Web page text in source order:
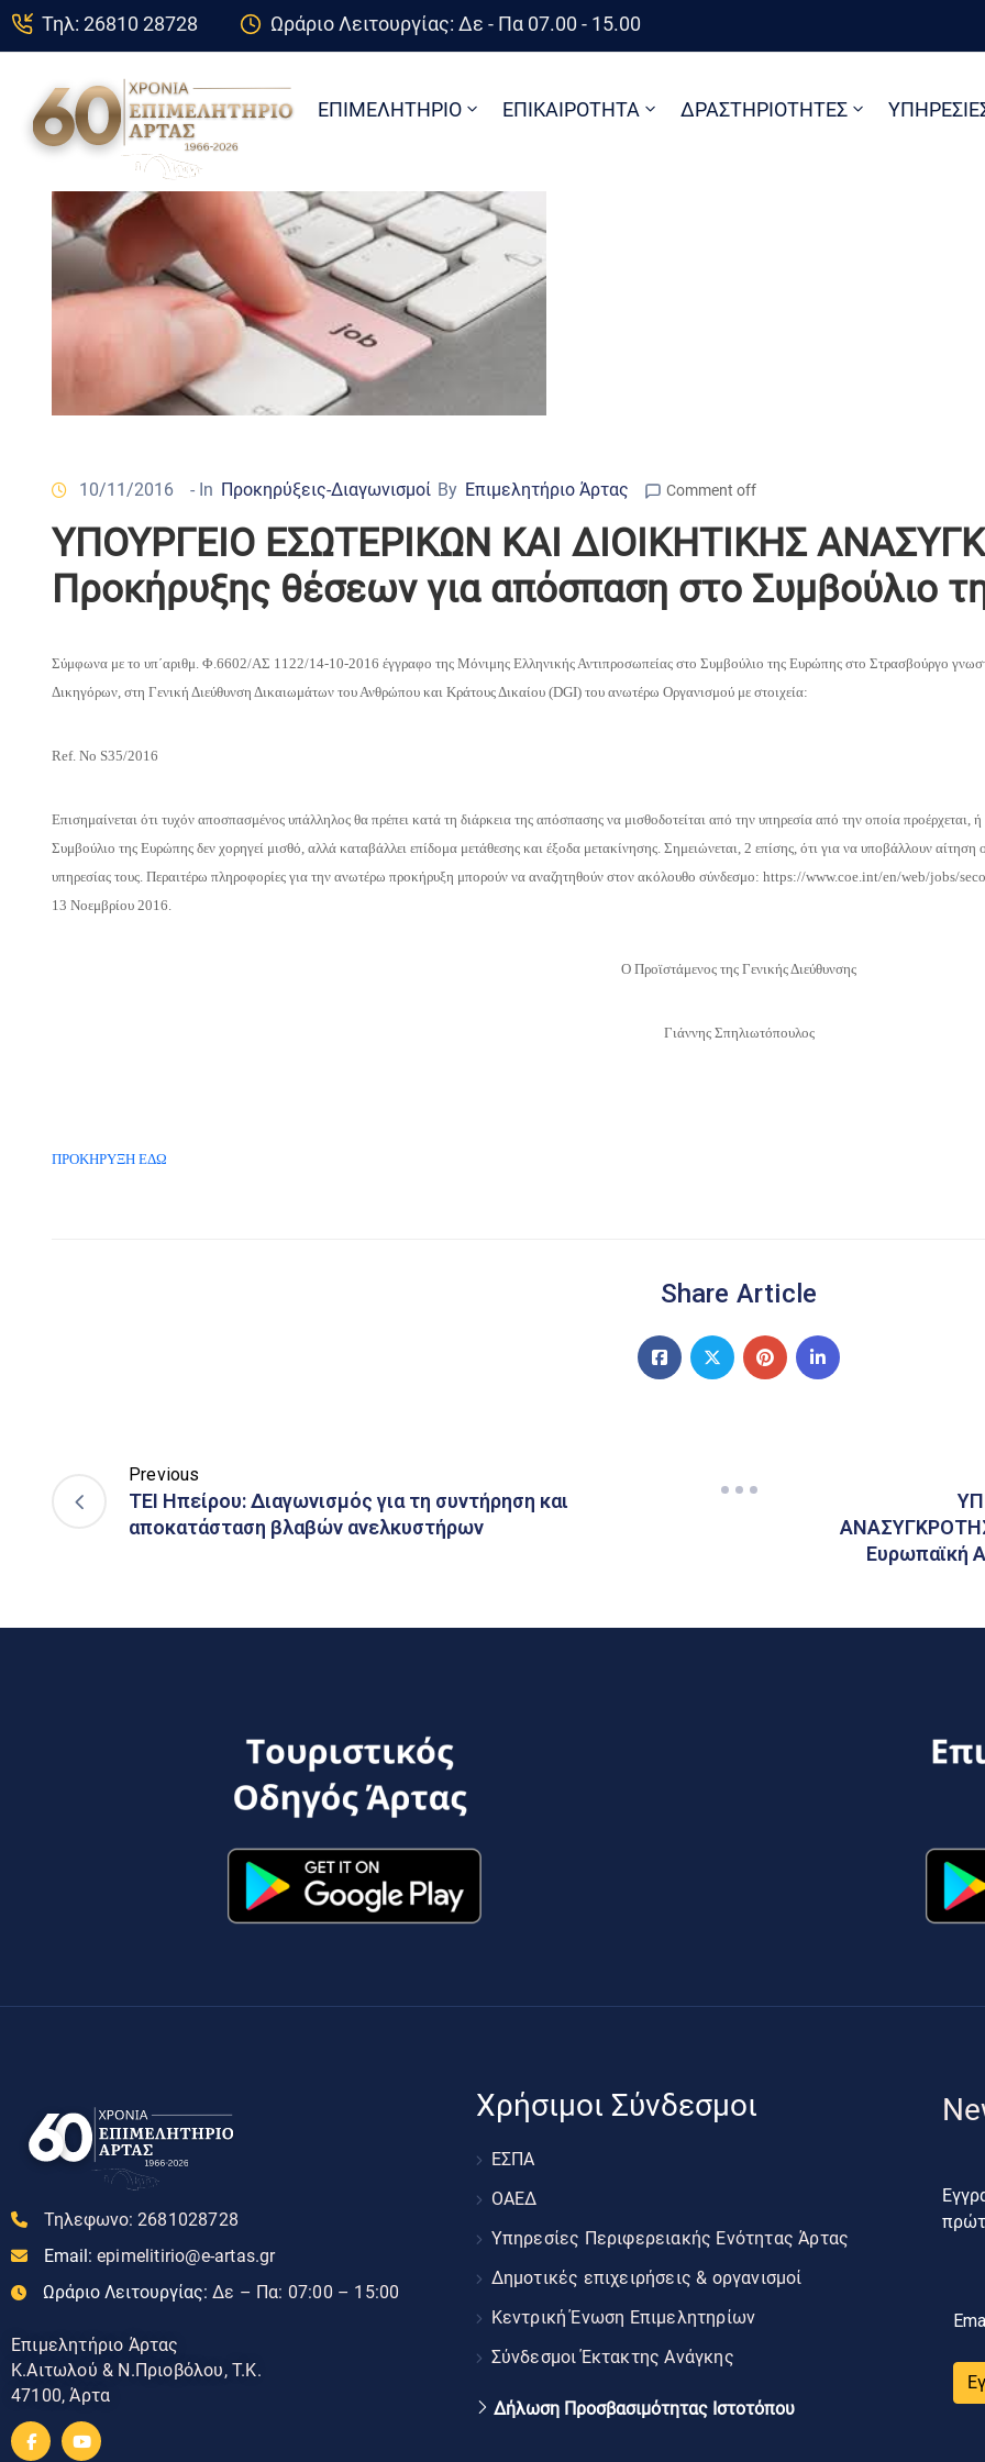
Τηλ: 26810 28728 Ωράριο Λειτουργίας: Δε - Πα 07.00 - 15.00
ΕΠΙΜΕΛΗΤΗΡΙΟ ΕΠΙΚΑΙΡΟΤΗΤΑ ΔΡΑΣΤΗΡΙΟΤΗΤΕΣ
10/11/2016 - In Προκηρύξεις-Διαγωνισμοί By Επιμελητήριο Άρτας Comment off
ΥΠΟΥΡΓΕΙΟ ΕΣΩΤΕΡΙΚΩΝ ΚΑΙ ΔΙΟΙΚΗΤΙΚΗΣ
Προκήρυξης θέσεων για απόσπαση στο Συμβούλιο
Σύμφωνα με το υπ΄αριθμ. Φ.6602/ΑΣ 1122/14-10-2016 έγγραφο της Μόνιμης Ελληνικής Αντιπροσωπείας στο Συμβούλιο της Ευρώπης στο Στρασβούργο
Δικηγόρων, στη Γενική Διεύθυνση Δικαιωμάτων του Ανθρώπου και Κράτους Δικαίου (DGI) του ανωτέρω Οργανισμού με στοιχεία:
Ref. Νο S35/2016
Επισημαίνεται ότι τυχόν αποσπασμένος υπάλληλος θα πρέπει κατά τη διάρκεια της απόσπασης να μισθοδοτείται από την υπηρεσία από την οποία προέρχεται,
Συμβούλιο της Ευρώπης δεν χορηγεί μισθό, αλλά καταβάλλει επίδομα μετάθεσης και έξοδα μετακίνησης. Σημειώνεται, 2 επίσης, ότι για να υποβάλλουν αίτηση
υπηρεσίας τους. Περαιτέρω πληροφορίες για την ανωτέρω προκήρυξη μπορούν να αναζητηθούν στον ακόλουθο σύνδεσμο: https://www.coe.int/en/web/jobs/
13 Νοεμβρίου 2016.
Ο Προϊστάμενος της Γενικής Διεύθυνσης
Γιάννης Σπηλιωτόπουλος
ΠΡΟΚΗΡΥΞΗ ΕΔΩ
Share Article
Previous
ΤΕΙ Ηπείρου: Διαγωνισμός για τη συντήρηση και
αποκατάσταση βλαβών ανελκυστήρων
Ευρωπαϊκή
Τηλεφωνο: 2681028728
Email: epimelitirio@e-artas.gr
Ωράριο Λειτουργίας: Δε – Πα: 07:00 – 15:00
Επιμελητήριο Άρτας
Κ.Αιτωλού & Ν.Πριοβόλου, Τ.Κ.
47100, Άρτα
Χρήσιμοι Σύνδεσμοι
ΕΣΠΑ
ΟΑΕΔ
Υπηρεσίες Περιφερειακής Ενότητας Άρτας
Δημοτικές επιχειρήσεις & οργανισμοί
Κεντρική Ένωση Επιμελητηρίων
Σύνδεσμοι Έκτακτης Ανάγκης
Δήλωση Προσβασιμότητας Ιστοτόπου